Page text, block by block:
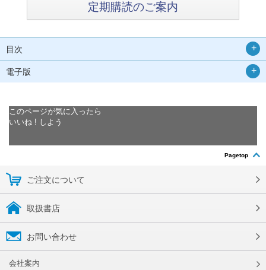
定期購読のご案内
目次
電子版
このページが気に入ったら
いいね ! しよう
Pagetop
ご注文について
取扱書店
お問い合わせ
会社案内